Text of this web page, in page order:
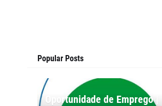
Popular Posts
Oportunidade de Emprego |